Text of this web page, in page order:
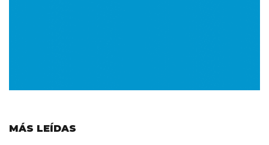
MÁS LEÍDAS